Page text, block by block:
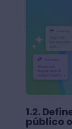
1.2.
público